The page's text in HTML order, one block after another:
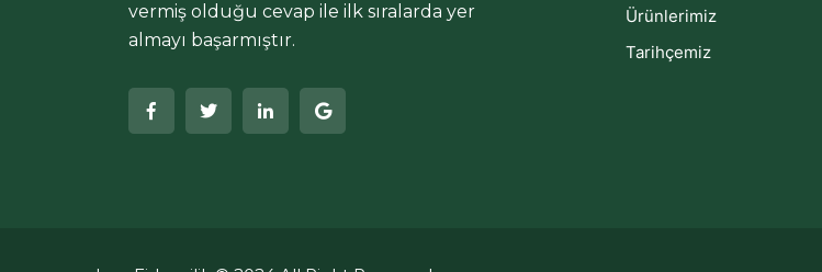
vermiş olduğu cevap ile ilk sıralarda yer
almayı başarmıştır.
Ürünlerimiz
Tarihçemiz